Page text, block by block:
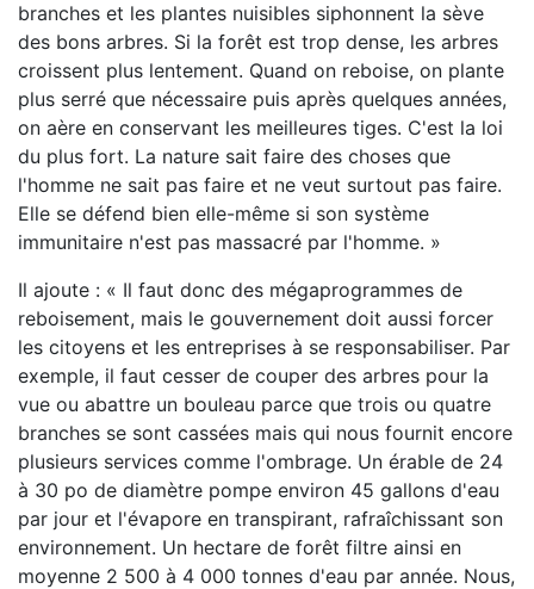
branches et les plantes nuisibles siphonnent la sève
des bons arbres. Si la forêt est trop dense, les arbres
croissent plus lentement. Quand on reboise, on plante
plus serré que nécessaire puis après quelques années,
on aère en conservant les meilleures tiges. C'est la loi
du plus fort. La nature sait faire des choses que
l'homme ne sait pas faire et ne veut surtout pas faire.
Elle se défend bien elle-même si son système
immunitaire n'est pas massacré par l'homme. »
Il ajoute : « Il faut donc des mégaprogrammes de
reboisement, mais le gouvernement doit aussi forcer
les citoyens et les entreprises à se responsabiliser. Par
exemple, il faut cesser de couper des arbres pour la
vue ou abattre un bouleau parce que trois ou quatre
branches se sont cassées mais qui nous fournit encore
plusieurs services comme l'ombrage. Un érable de 24
à 30 po de diamètre pompe environ 45 gallons d'eau
par jour et l'évapore en transpirant, rafraîchissant son
environnement. Un hectare de forêt filtre ainsi en
moyenne 2 500 à 4 000 tonnes d'eau par année. Nous,